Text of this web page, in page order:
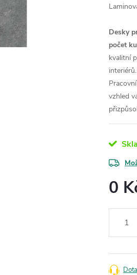
Desky
počet
kvalitní
vzhled
0